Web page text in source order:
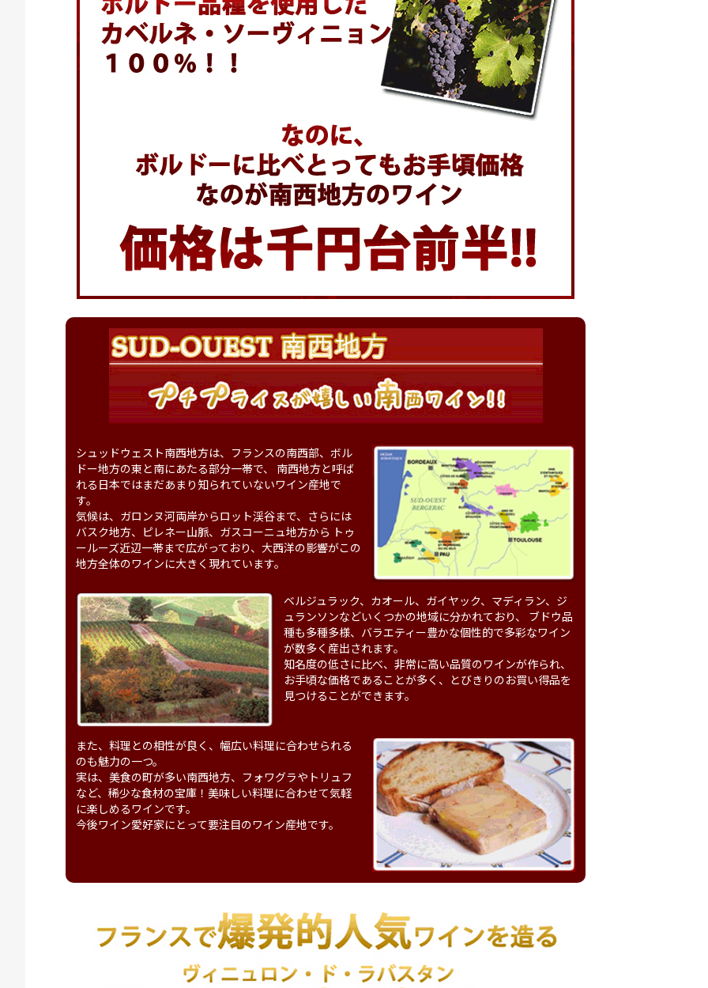
シュッドウェスト南西地方は、フランスの南西部、ボル
ドー地方の東と南にあたる部分一帯で、 南西地方と呼ば
れる日本ではまだあまり知られていないワイン産地で
す。
気候は、ガロンヌ河両岸からロット渓谷まで、さらには
バスク地方、ピレネー山脈、ガスコーニュ地方から トゥ
ールーズ近辺一帯まで広がっており、大西洋の影響がこの
地方全体のワインに大きく現れています。
ベルジュラック、カオール、ガイヤック、マディラン、ジ
ュランソンなどいくつかの地域に分かれており、 ブドウ品
種も多種多様、バラエティー豊かな個性的で多彩なワイン
が数多く産出されます。
知名度の低さに比べ、非常に高い品質のワインが作られ、
お手頃な価格であることが多く、とびきりのお買い得品を
見つけることができます。
また、料理との相性が良く、幅広い料理に合わせられる
のも魅力の一つ。
実は、美食の町が多い南西地方、フォワグラやトリュフ
など、稀少な食材の宝庫！美味しい料理に合わせて気軽
に楽しめるワインです。
今後ワイン愛好家にとって要注目のワイン産地です。